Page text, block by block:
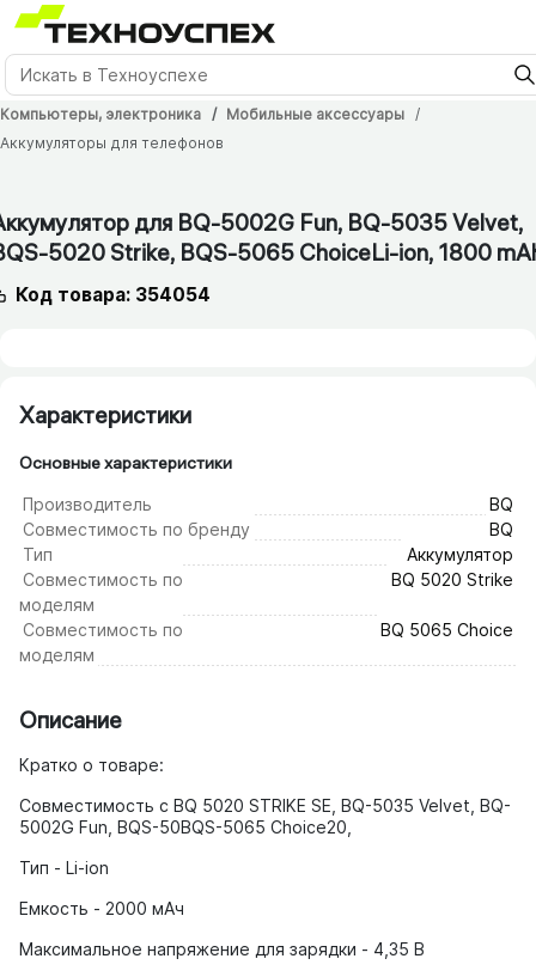
Компьютеры, электроника
Мобильные аксессуары
Аккумуляторы для телефонов
для BQ-5002G Fun, BQ-5035 Velvet,
5020 Strike, BQS-5065 ChoiceLi-ion, 1800
Код товара: 354054
Характеристики
Основные характеристики
Производитель
BQ
Совместимость по бренду
BQ
Тип
Аккумулятор
Совместимость по
моделям
BQ 5020 Strike
Совместимость по
моделям
BQ 5065 Choice
Описание
Кратко о товаре:
Совместимость с BQ 5020 STRIKE SE, BQ-5035 Velvet, BQ-
5002G Fun, BQS-50BQS-5065 Choice20,
Тип - Li-ion
Емкость - 2000 мАч
Максимальное напряжение для зарядки - 4,35 В